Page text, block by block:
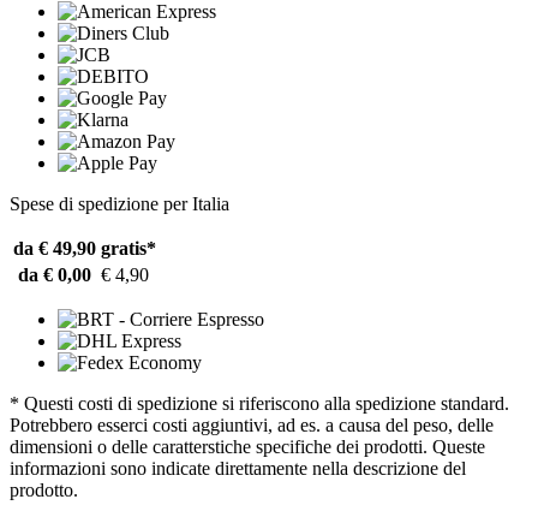
Spese di spedizione per Italia
da € 49,90 gratis*
da € 0,00 € 4,90
* Questi costi di spedizione si riferiscono alla spedizione standard.
Potrebbero esserci costi aggiuntivi, ad es. a causa del peso, delle
dimensioni o delle caratterstiche specifiche dei prodotti. Queste
informazioni sono indicate direttamente nella descrizione del
prodotto.